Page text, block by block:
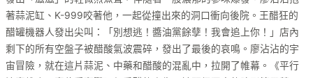
著蒜泥缸、K-999咬著他，一起從撞出來的洞口衝向後院。王醋狂的
醋罐機器人發出尖叫：「別想逃！醬油黨餘孽！我會追上你！」店內
剩下的所有空盤子被醋酸氣波震碎，發出了最後的哀鳴。廖沾沾的宇
宙冒險，就在這片蒜泥、中藥和醋酸的混亂中，拉開了帷幕。《平行